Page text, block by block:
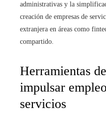
administrativas y la
creación de empresas de
extranjera en áreas como
compartido.
Herramientas
impulsar
servicios